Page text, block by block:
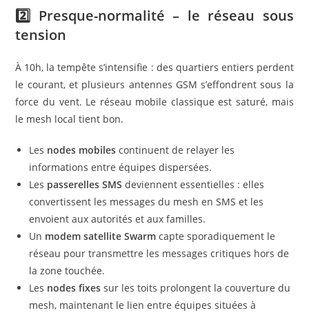
2️⃣ Presque-normalité – le réseau sous
tension
À 10h, la tempête s’intensifie : des quartiers entiers perdent
le courant, et plusieurs antennes GSM s’effondrent sous la
force du vent. Le réseau mobile classique est saturé, mais
le mesh local tient bon.
Les nodes mobiles continuent de relayer les
informations entre équipes dispersées.
Les passerelles SMS deviennent essentielles : elles
convertissent les messages du mesh en SMS et les
envoient aux autorités et aux familles.
Un modem satellite Swarm capte sporadiquement le
réseau pour transmettre les messages critiques hors de
la zone touchée.
Les nodes fixes sur les toits prolongent la couverture du
mesh, maintenant le lien entre équipes situées à